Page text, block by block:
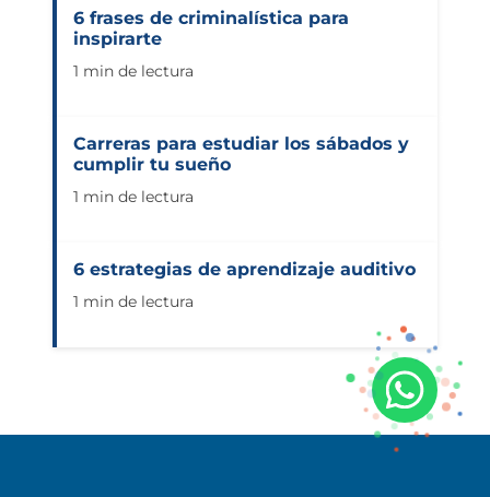
6 frases de criminalística para
inspirarte
1 min de lectura
Carreras para estudiar los sábados y
cumplir tu sueño
1 min de lectura
6 estrategias de aprendizaje auditivo
1 min de lectura